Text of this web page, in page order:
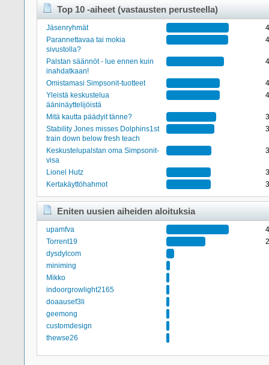
Top 10 -aiheet (vastausten perusteella)
Jäsenryhmät
Parannettavaa tai mokia
sivustolla?
Palstan säännöt - lue ennen kuin
inahdatkaan!
Omistamasi Simpsonit-tuotteet
Yleistä keskustelua
ääninäyttelijöistä
Mitä kautta päädyit tänne?
Stability Jones misses Dolphins1st
train down below fresh teach
Keskustelupalstan oma Simpsonit-
visa
Lionel Hutz
Kertakäyttöhahmot
Eniten uusien aiheiden aloituksia
upamfva
Torrent19
dysdylcom
miniming
Mikko
indoorgrowlight2165
doaausef3li
geemong
customdesign
thewse26